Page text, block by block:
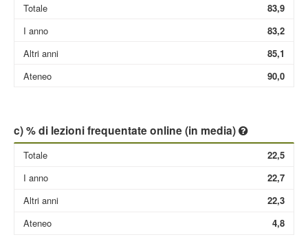
Totale
I anno
Altri anni
Ateneo
83,9
83,2
85,1
90,0
c) % di lezioni frequentate online (in media)
Totale
I anno
Altri anni
Ateneo
22,5
22,7
22,3
4,8